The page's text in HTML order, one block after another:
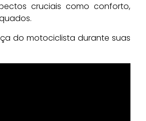
cruciais como conforto,
do motociclista durante suas